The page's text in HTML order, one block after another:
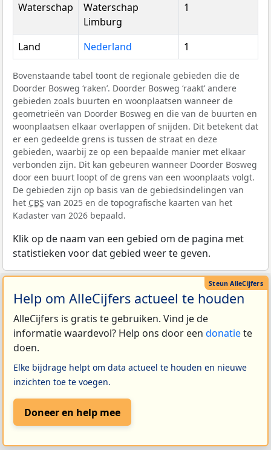
Waterschap
Waterschap
Limburg
1
Land Nederland 1
Bovenstaande tabel toont de regionale gebieden die de
Doorder Bosweg ‘raken’. Doorder Bosweg ‘raakt’ andere
gebieden zoals buurten en woonplaatsen wanneer de
geometrieën van Doorder Bosweg en die van de buurten en
woonplaatsen elkaar overlappen of snijden. Dit betekent dat
er een gedeelde grens is tussen de straat en deze
gebieden, waarbij ze op een bepaalde manier met elkaar
verbonden zijn. Dit kan gebeuren wanneer Doorder Bosweg
door een buurt loopt of de grens van een woonplaats volgt.
De gebieden zijn op basis van de gebiedsindelingen van
het CBS van 2025 en de topografische kaarten van het
Kadaster van 2026 bepaald.
Klik op de naam van een gebied om de pagina met
statistieken voor dat gebied weer te geven.
Help om AlleCijfers actueel te houden
AlleCijfers is gratis te gebruiken. Vind je de
informatie waardevol? Help ons door een donatiete
doen.
Elke bijdrage helpt om data actueel te houden en nieuwe
inzichten toe te voegen.
Doneer en help mee